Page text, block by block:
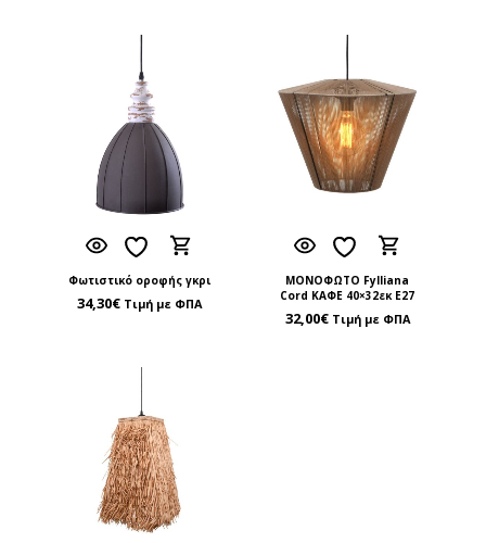
Φωτιστικό οροφής γκρι
34,30€ Τιμή με ΦΠΑ
ΜΟΝΟΦΩΤΟ Fylliana
Cord ΚΑΦΕ 40×32εκ Ε27
32,00€ Τιμή με ΦΠΑ